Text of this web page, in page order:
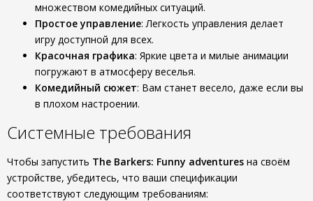
множеством комедийных ситуаций.
Простое управление: Легкость управления делает
игру доступной для всех.
Красочная графика: Яркие цвета и милые анимации
погружают в атмосферу веселья.
Комедийный сюжет: Вам станет весело, даже если вы
в плохом настроении.
Системные требования
Чтобы запустить The Barkers: Funny adventures на своём
устройстве, убедитесь, что ваши спецификации
соответствуют следующим требованиям: